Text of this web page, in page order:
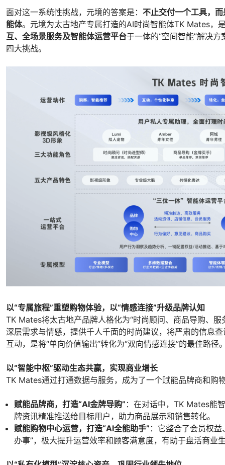
面对这一系统性挑战，元境的答案是： 不止交付一个工具，
能体。元境为太古地产专属打造的AI时尚智能体TK Mates，
互、全场景服务及智能体运营平台于一体的“空间智能”解决
四大挑战。
以“专属旅程”重塑购物体验，以“情感连接”升级品牌认知
TK Mates将太古地产品牌人格化为“时尚顾问、商品导购、
深层需求与情感，提供千人千面的时尚建议，将严肃的信息
互动，是将“单向价值输出”转化为“双向情感连接”的最佳路径
以“智能中枢”驱动生态共赢，实现商业增长
TK Mates通过打通数据与服务，成为了一个赋能品牌商和购
赋能品牌商，打造“AI金牌导购” ：在对话中，TK Mates能
牌资讯精准推送给目标用户，助力商品展示和销售转化。
赋能购物中心运营，打造“AI全能助手” ：它整合了会员权
办事”，极大提升运营效率和顾客满意度，有助于盘活商业